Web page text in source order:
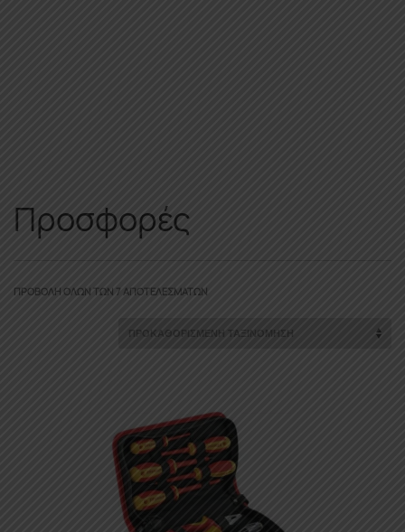
Προσφορές
ΠΡΟΒΟΛΉ ΌΛΩΝ ΤΩΝ 7 ΑΠΟΤΕΛΕΣΜΆΤΩΝ